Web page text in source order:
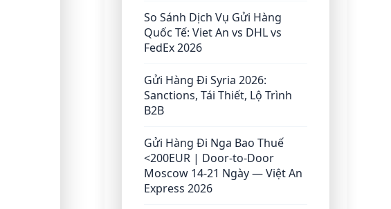
So Sánh Dịch Vụ Gửi Hàng
Quốc Tế: Viet An vs DHL vs
FedEx 2026
Gửi Hàng Đi Syria 2026:
Sanctions, Tái Thiết, Lộ Trình
B2B
Gửi Hàng Đi Nga Bao Thuế
<200EUR | Door-to-Door
Moscow 14-21 Ngày — Việt An
Express 2026